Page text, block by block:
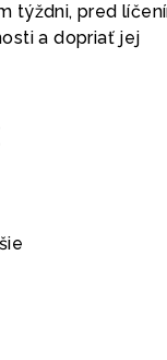
týždni, pred
a dopriať jej